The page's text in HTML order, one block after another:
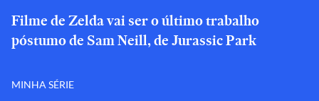
Filme de Zelda vai ser o último trabalho
póstumo de Sam Neill, de Jurassic Park
MINHA SÉRIE